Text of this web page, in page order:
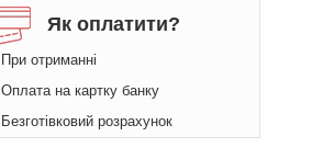
Як оплатити?
При отриманні
Оплата на картку банку
Безготівковий розрахунок